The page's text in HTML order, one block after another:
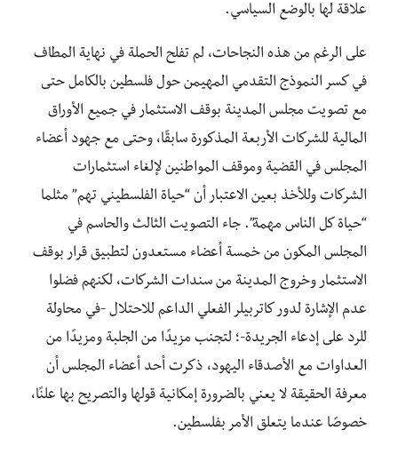
علاقة لها بالوضع السياسي.
على الرغم من هذه النجاحات، لم تفلح الحملة في نهاية المطاف
في كسر النموذج التقدمي المهيمن حول فلسطين بالكامل حتى
مع تصويت مجلس المدينة بوقف الاستثمار في جميع الأوراق
المالية للشركات الأربعة المذكورة سابقًا، وحتى مع جهود أعضاء
المجلس في القضية وموقف المواطنين لإلغاء استثمارات
الشركات وللأخذ بعين الاعتبار أن “حياة الفلسطيني تهم” مثلما
“حياة كل الناس مهمة”. جاء التصويت الثالث والحاسم في
المجلس المكون من خمسة أعضاء مستعدون لتطبيق قرار بوقف
الاستثمار وخروج المدينة من سندات الشركات، لكنهم فضلوا
عدم الإشارة لدور كاتربيلر الفعلي الداعم للاحتلال -في محاولة
للرد على إدعاء الجريدة-؛ لتجنب مزيدًا من الجلبة ومزيدًا من
العداوات مع الأصدقاء اليهود، ذكرت أحد أعضاء المجلس أن
معرفة الحقيقة لا يعني بالضرورة إمكانية قولها والتصريح بها علنًا،
خصوصًا عندما يتعلق الأمر بفلسطين.